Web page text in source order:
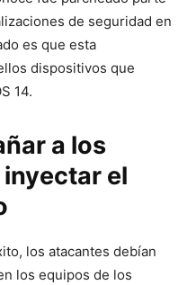
de seguridad en
es que esta
dispositivos que
14.
a los
el
los atacantes debían
los equipos de los